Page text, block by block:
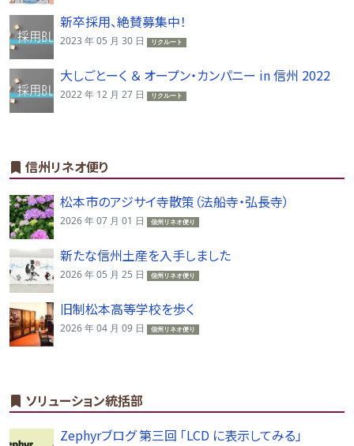
新卒採用、絶賛募集中！
2023 年 05 月 30 日 リクルート
大しごとーく ＆ オープン・カンパニー in 信州 2022
2022 年 12 月 27 日 リクルート
信州リネオ便り
松本市のアジサイ寺散策（法船寺・弘長寺）
2026 年 07 月 01 日 信州リネオ便り
新たな信州土産を入手しました
2026 年 05 月 25 日 信州リネオ便り
旧制松本高等学校を歩く
2026 年 04 月 09 日 信州リネオ便り
ソリューション統括部
Zephyrブログ 第三回 「LCD に表示してみる」